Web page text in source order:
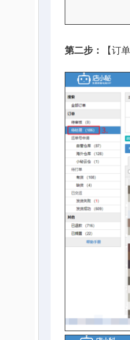
第二步： 【订